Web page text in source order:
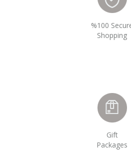
%100
Shopping
Gift
Packages